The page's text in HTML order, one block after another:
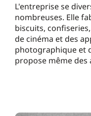
L'entreprise se
nombreuses. Elle
biscuits,
de cinéma et des
photographique et
propose même des